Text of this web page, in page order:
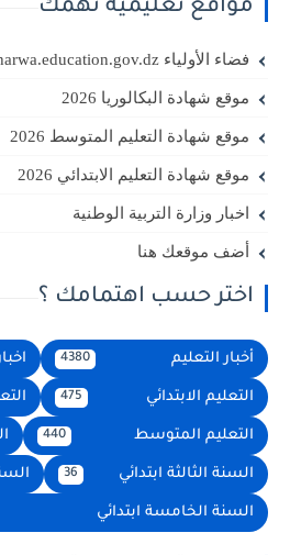
مواقع تعليمية تهمك
فضاء الأولياء tharwa.education.gov.dz
موقع شهادة البكالوريا 2026
موقع شهادة التعليم المتوسط 2026
موقع شهادة التعليم الابتدائي 2026
اخبار وزارة التربية الوطنية
أضف موقعك هنا
اختر حسب اهتمامك ؟
أخبار التعليم 4380 اخبار
التعليم الابتدائي 475
التعليم المتوسط 440
السنة الثالثة ابتدائي السنة
السنة الخامسة ابتدائي